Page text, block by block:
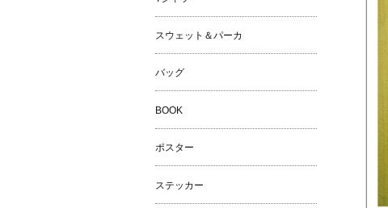
スウェット＆パーカ
バッグ
BOOK
ポスター
ステッカー